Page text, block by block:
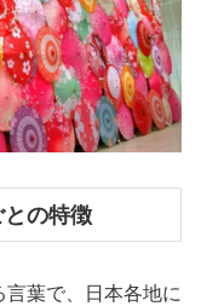
の特徴
葉で、日本各地に